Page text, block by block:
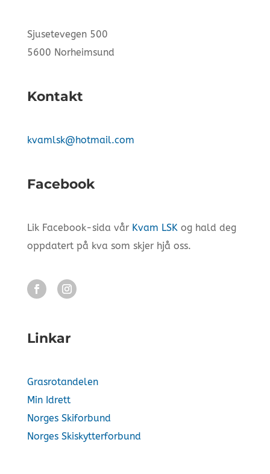
Sjusetevegen 500
5600 Norheimsund
Kontakt
kvamlsk@hotmail.com
Facebook
Lik Facebook-sida vår Kvam LSKog hald deg
oppdatert på kva som skjer hjå oss.
Linkar
Grasrotandelen
Min Idrett
Norges Skiforbund
Norges Skiskytterforbund